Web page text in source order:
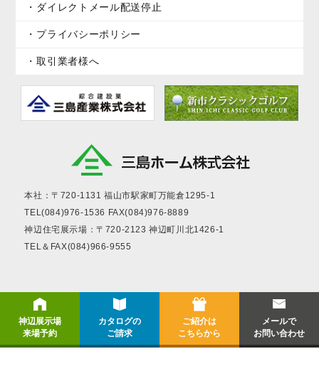
ダイレクトメール配送停止
プライバシーポリシー
取引業者様へ
本社：〒720-1131福山市駅家町万能倉1295-1
TEL(084)976-1536 FAX(084)976-8889
神辺住宅展示場：〒720-2123神辺町川北1426-1
TEL＆FAX(084)966-9555
神辺展示場
来場予約
カタログの
ご請求
ご紹介は
こちらから
メールで
お問い合わせ